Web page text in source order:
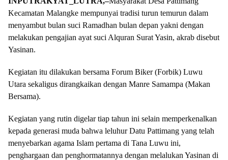
Kecamatan Malangke mempunyai tradisi turun temurun dalam
menyambut bulan suci Ramadhan bulan depan yakni dengan
melakukan pengajian ayat suci Alquran Surat Yasin, akrab disebut
Yasinan.
Kegiatan itu dilakukan bersama Forum Biker (Forbik) Luwu
Utara sekaligus dirangkaikan dengan Manre Samampa (Makan
Bersama).
Kegiatan yang rutin digelar tiap tahun ini selain memperkenalkan
kepada generasi muda bahwa leluhur Datu Pattimang yang telah
menyebarkan agama Islam pertama di Tana Luwu ini,
penghargaan dan penghormatannya dengan melalukan Yasinan di